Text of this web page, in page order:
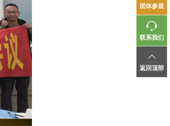
团体参观
联系我们
返回顶部